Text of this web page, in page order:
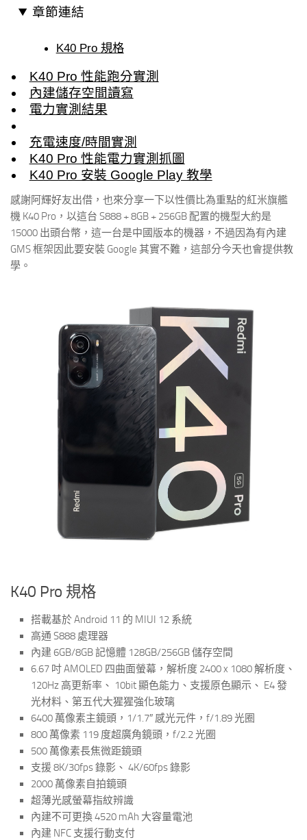
章節連結
K40 Pro 規格
K40 Pro 性能跑分實測
內建儲存空間讀寫
電力實測結果
充電速度/時間實測
K40 Pro 性能電力實測抓圖
K40 Pro 安裝 Google Play 教學
感謝阿輝好友出借，也來分享一下以性價比為重點的紅米旗艦
機 K40 Pro，以這台 S888 + 8GB + 256GB 配置的機型大約是
15000 出頭台幣，這一台是中國版本的機器，不過因為有內建
GMS 框架因此要安裝 Google 其實不難，這部分今天也會提供教
學。
K40 Pro 規格
搭載基於 Android 11 的 MIUI 12 系統
高通 S888 處理器
內建 6GB/8GB 記憶體 128GB/256GB 儲存空間
6.67 吋 AMOLED 四曲面螢幕，解析度 2400 x 1080 解析度、
120Hz 高更新率、 10bit 顯色能力、支援原色顯示、 E4 發
光材料、第五代大猩猩強化玻璃
6400 萬像素主鏡頭，1/1.7″ 感光元件，f/1.89 光圈
800 萬像素 119 度超廣角鏡頭，f/2.2 光圈
500 萬像素長焦微距鏡頭
支援 8K/30fps 錄影、 4K/60fps 錄影
2000 萬像素自拍鏡頭
超薄光感螢幕指紋辨識
內建不可更換 4520 mAh 大容量電池
內建 NFC 支援行動支付